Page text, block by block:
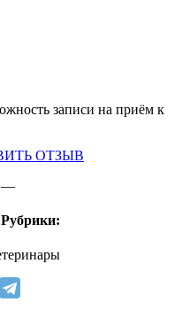
записи на приём к
ОТЗЫВ
—
Рубрики: